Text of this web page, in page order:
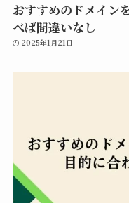
おすすめのドメイン
べば間違いなし
2025年1月21日